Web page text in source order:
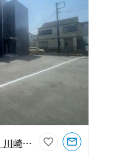
【神奈川県川崎市宮前区】川崎市宮前区南野川227坪倉庫